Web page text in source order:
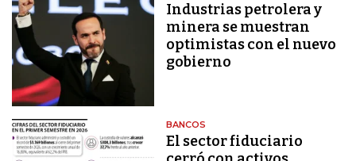
Industrias petrolera y
minera se muestran
optimistas con el nuevo
gobierno
BANCOS
El sector fiduciario